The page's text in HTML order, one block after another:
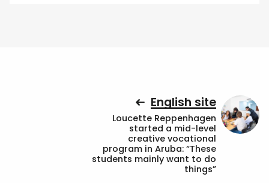
English site
Loucette Reppenhagen
started a mid-level
creative vocational
program in Aruba: “These
students mainly want to do
things”